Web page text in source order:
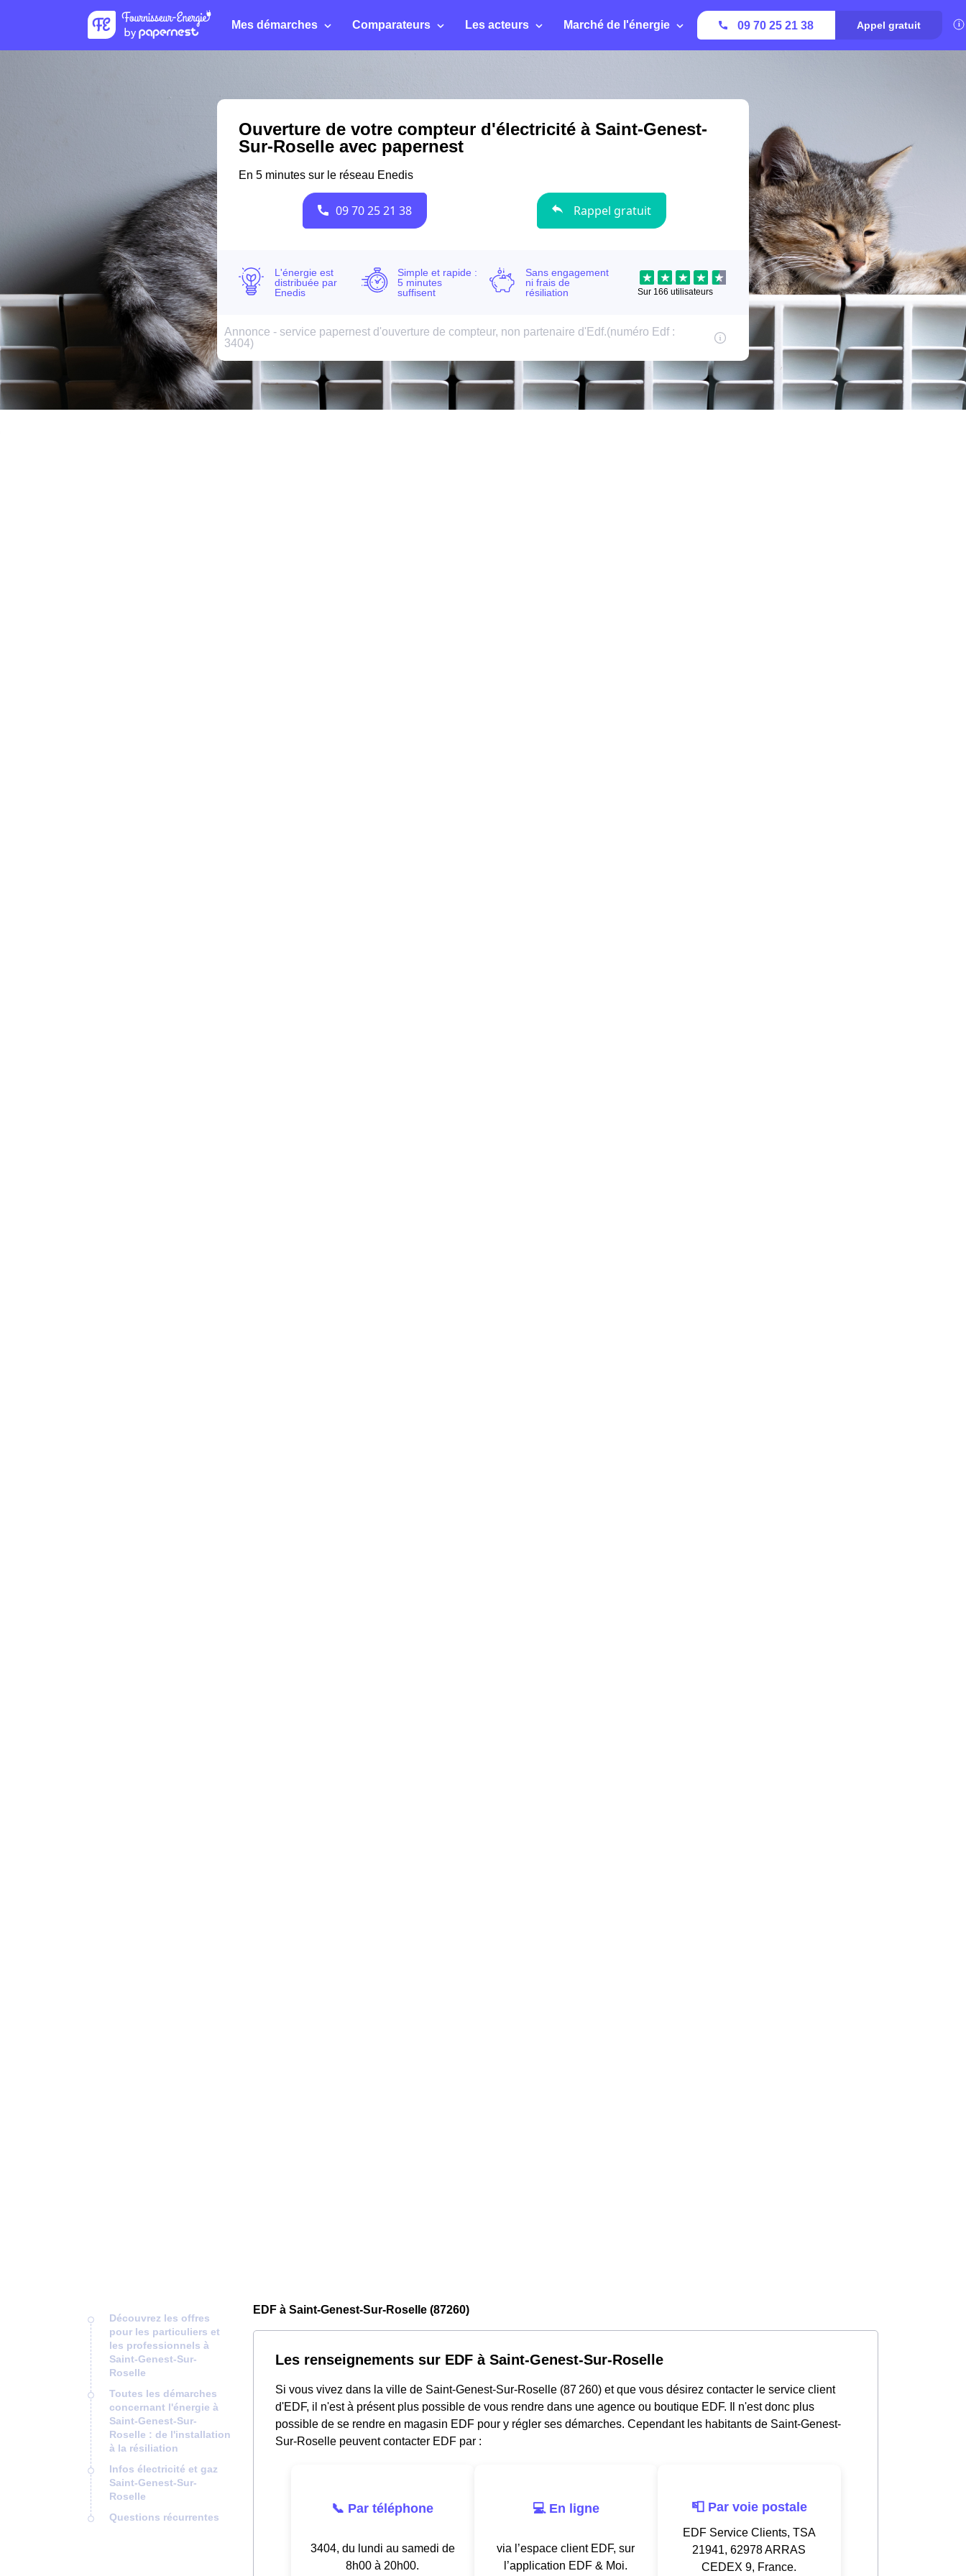
Mes démarches Comparateurs Les acteurs Marché de l'énergie 09 70 25 21 38 Appel gratuit
Découvrez les offres
pour les particuliers et
les professionnels à
Saint-Genest-Sur-
Roselle
Toutes les démarches
concernant l'énergie à
Saint-Genest-Sur-
Roselle : de l'installation
à la résiliation
Infos électricité et gaz
Saint-Genest-Sur-
Roselle
Questions récurrentes
EDF à Saint-Genest-Sur-Roselle (87260)
Les renseignements sur EDF à Saint-Genest-Sur-Roselle
Si vous vivez dans la ville de Saint-Genest-Sur-Roselle (87 260) et que vous désirez contacter le service client
d'EDF, il n'est à présent plus possible de vous rendre dans une agence ou boutique EDF. Il n'est donc plus
possible de se rendre en magasin EDF pour y régler ses démarches. Cependant les habitants de Saint-Genest-
Sur-Roselle peuvent contacter EDF par :
📞 Par téléphone
3404, du lundi au samedi de
8h00 à 20h00.
💻 En ligne
via l’espace client EDF, sur
l’application EDF & Moi.
📮 Par voie postale
EDF Service Clients, TSA
21941, 62978 ARRAS
CEDEX 9, France.